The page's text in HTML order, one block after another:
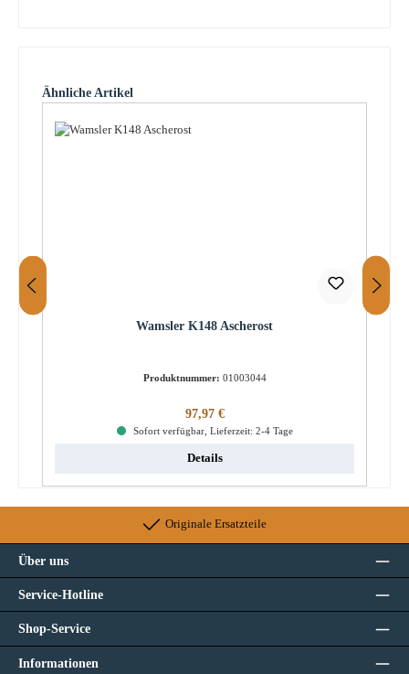
Produktgalerie überspringen
Ähnliche Artikel
Wamsler K148 Ascherost
Produktnummer: 01003044
Regulärer Preis:
97,97 €
Sofort verfügbar, Lieferzeit: 2-4 Tage
Details
Originale Ersatzteile
Über uns
Service-Hotline
Shop-Service
Informationen